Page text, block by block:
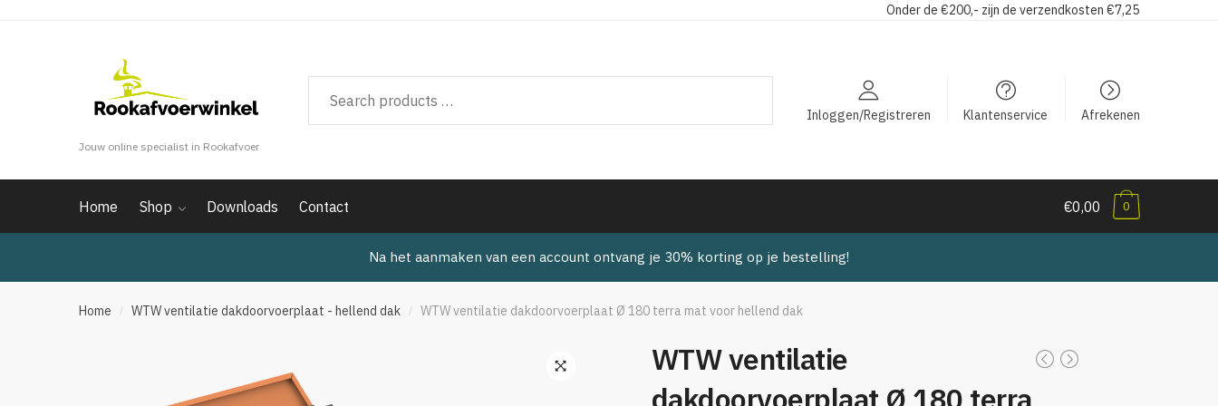
Onder de €200,- zijn de verzendkosten €7,25
Jouw online specialist in Rookafvoer
Inloggen/Registreren Klantenservice Afrekenen
Home Shop Downloads Contact €0,00 0
Na het aanmaken van een account ontvang je 30% korting op je bestelling!
Home / WTW ventilatie dakdoorvoerplaat - hellend dak / WTW ventilatie dakdoorvoerplaat Ø 180 terra mat voor hellend dak
WTW ventilatie